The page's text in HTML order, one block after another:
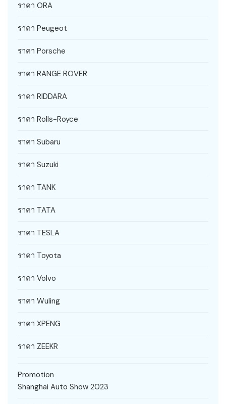
ราคา ORA
ราคา Peugeot
ราคา Porsche
ราคา RANGE ROVER
ราคา RIDDARA
ราคา Rolls-Royce
ราคา Subaru
ราคา Suzuki
ราคา TANK
ราคา TATA
ราคา TESLA
ราคา Toyota
ราคา Volvo
ราคา Wuling
ราคา XPENG
ราคา ZEEKR
Promotion
Shanghai Auto Show 2023